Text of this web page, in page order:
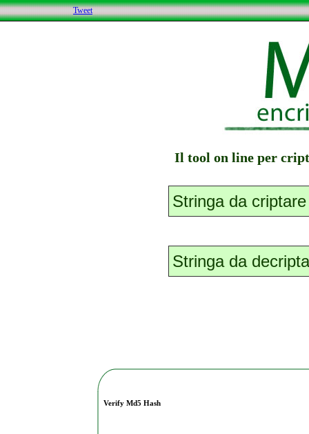
Tweet
Il tool on line per
Verify Md5 Hash